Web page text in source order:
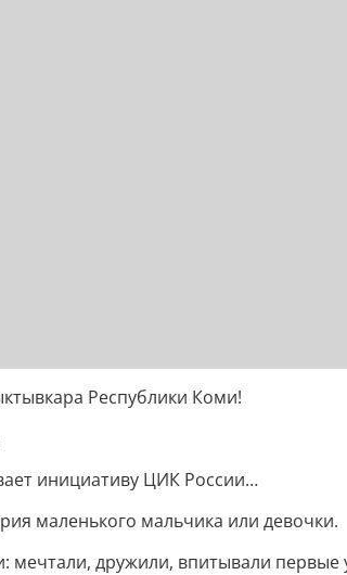
Республики Коми!
инициативу ЦИК России…
маленького мальчика или девочки.
мечтали, дружили, впитывали